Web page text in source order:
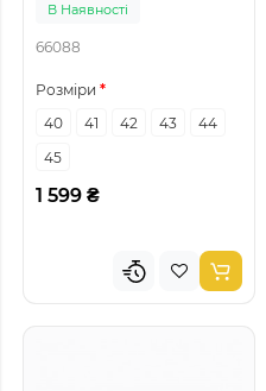
В Наявності
66088
Розміри
40
41 42 43
44
45
1 599 ₴